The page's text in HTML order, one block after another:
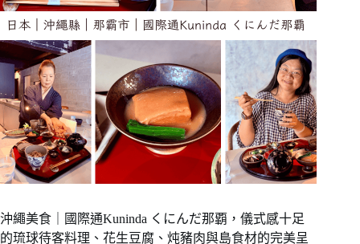
沖繩美食｜國際通Kuninda くにんだ那覇，儀式感十足
的琉球待客料理、花生豆腐、炖豬肉與島食材的完美呈